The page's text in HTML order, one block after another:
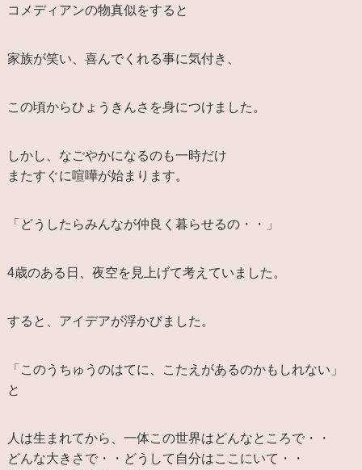
コメディアンの物真似をすると
家族が笑い、喜んでくれる事に気付き、
この頃からひょうきんさを身につけました。
しかし、なごやかになるのも一時だけ
またすぐに喧嘩が始まります。
「どうしたらみんなが仲良く暮らせるの・・」
4歳のある日、夜空を見上げて考えていました。
すると、アイデアが浮かびました。
「このうちゅうのはてに、こたえがあるのかもしれない」
と
人は生まれてから、一体この世界はどんなところで・・
どんな大きさで・・どうして自分はここにいて・・